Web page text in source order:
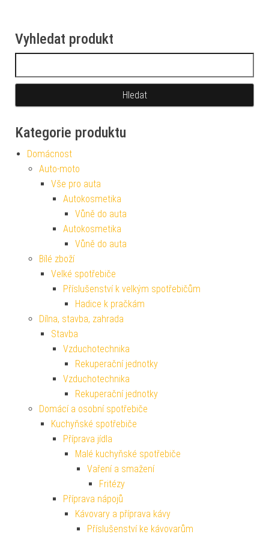
Vyhledat produkt
Kategorie produktu
Domácnost
Auto-moto
Vše pro auta
Autokosmetika
Vůně do auta
Autokosmetika
Vůně do auta
Bílé zboží
Velké spotřebiče
Příslušenství k velkým spotřebičům
Hadice k pračkám
Dílna, stavba, zahrada
Stavba
Vzduchotechnika
Rekuperační jednotky
Vzduchotechnika
Rekuperační jednotky
Domácí a osobní spotřebiče
Kuchyňské spotřebiče
Příprava jídla
Malé kuchyňské spotřebiče
Vaření a smažení
Fritézy
Příprava nápojů
Kávovary a příprava kávy
Příslušenství ke kávovarům